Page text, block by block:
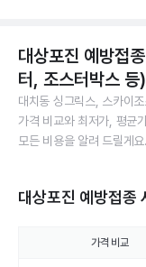
대상포진 예방접
터, 조스터박스 등)
대치동 싱그릭스, 스카이
가격 비교와 최저가, 평균
모든 비용을 알려 드릴게요.
대상포진 예방접종
가격 비교